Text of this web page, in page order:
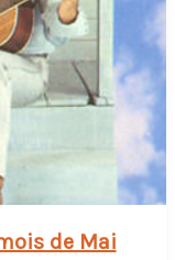
de Mai